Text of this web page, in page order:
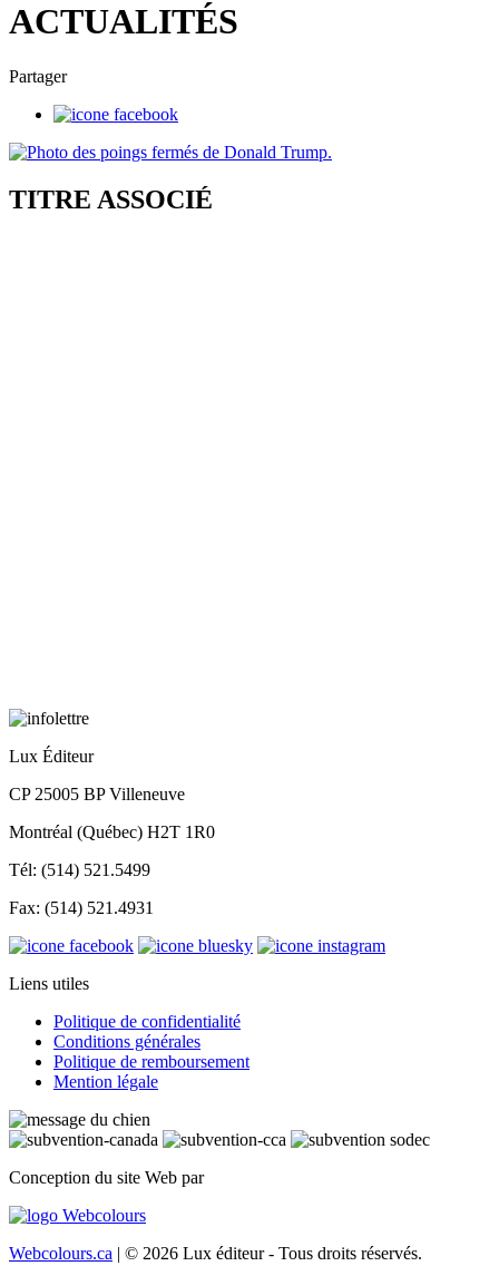
ACTUALITÉS
Partager
TITRE ASSOCIÉ
Lux Éditeur
CP 25005 BP Villeneuve
Montréal (Québec) H2T 1R0
Tél: (514) 521.5499
Fax: (514) 521.4931
Liens utiles
Politique de confidentialité
Conditions générales
Politique de remboursement
Mention légale
Conception du site Web par
Webcolours.ca | © 2026 Lux éditeur - Tous droits réservés.